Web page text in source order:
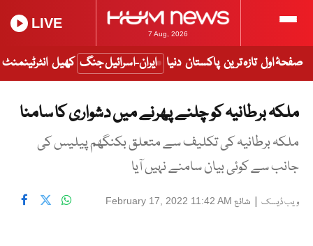
7 Aug, 2026
LIVE
صفحۂ اول تازہ ترین پاکستان دنیا ایران-اسرائیل جنگ کھیل انٹرٹینمنٹ
ملکہ برطانیہ کو چلنے پھرنے میں دشواری کا سامنا
ملکہ برطانیہ کی تکلیف سے متعلق بکنگھم پیلیس کی
جانب سے کوئی بیان سامنے نہیں آیا
ویب ڈیسک | شائع February 17, 2022 11:42 AM